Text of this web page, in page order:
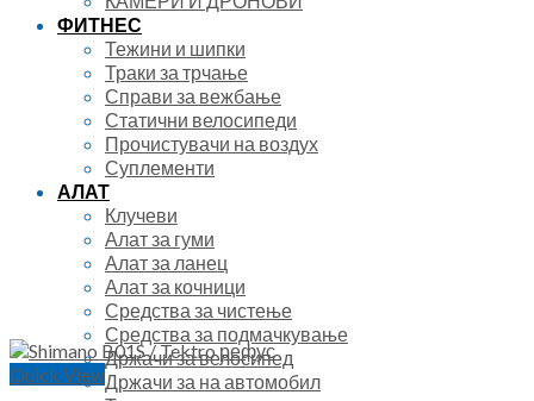
ФИТНЕС
Тежини и шипки
Траки за трчање
Справи за вежбање
Статични велосипеди
Прочистувачи на воздух
Суплементи
АЛАТ
Клучеви
Алат за гуми
Алат за ланец
Алат за кочници
Средства за чистење
Средства за подмачкување
Држачи за велосипед
Држачи за на автомобил
Quick View